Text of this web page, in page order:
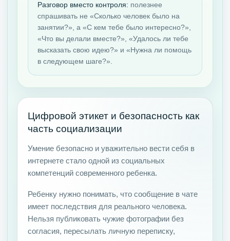
Разговор вместо контроля: полезнее
спрашивать не «Сколько человек было на
занятии?», а «С кем тебе было интересно?»,
«Что вы делали вместе?», «Удалось ли тебе
высказать свою идею?» и «Нужна ли помощь
в следующем шаге?».
Цифровой этикет и безопасность как
часть социализации
Умение безопасно и уважительно вести себя в
интернете стало одной из социальных
компетенций современного ребенка.
Ребенку нужно понимать, что сообщение в чате
имеет последствия для реального человека.
Нельзя публиковать чужие фотографии без
согласия, пересылать личную переписку,